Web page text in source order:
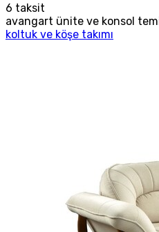
6 taksit
avangart ünite ve konsol
koltuk ve köşe takımı